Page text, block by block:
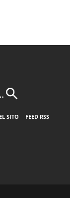
SITO
FEED RSS